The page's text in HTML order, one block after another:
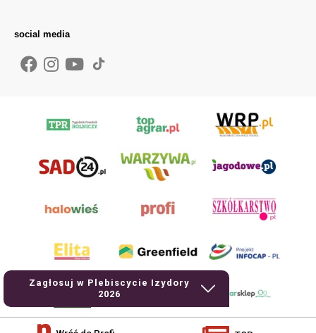
Zagłosuj w Plebiscycie Izydory
2026
social media